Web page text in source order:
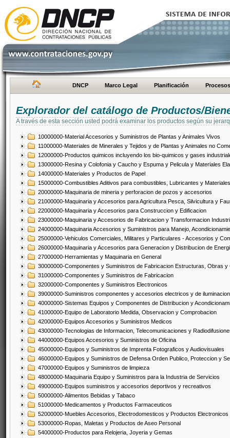
DNCP Marco Legal Planificación Procesos
Explorador del catálogo de Productos/
A través de esta sección usted podrá examinar los productos según su
10000000-Material Accesorios y Suministros de Plantas y Animales Vivos
11000000-Materiales de Minerales y Tejidos y de Plantas y Animales no
12000000-Productos quimicos incluyendo los bio-quimicos y gases
13000000-Resina y Colofonia y Caucho y Espuma y Pelicula y Materiales
14000000-Materiales y Productos de Papel
15000000-Combustibles Aditivos para combustibles, Lubricantes y
20000000-Maquinaria de mineria y perforacion de pozos y accesorios
21000000-Maquinaria y Accesorios para Agricultura Pesca, Silvicultura y
22000000-Maquinaria y Accesorios para Construccion y Edificacion
23000000-Maquinaria y Accesorios de Fabricacion y Transformacion
24000000-Maquinaria Accesorios y Suministros para Manejo,
25000000-Vehiculos Comerciales, Militares y Particulares - Accesorios y
26000000-Maquinaria y Accesorios para Generacion y Distribucion de
27000000-Herramientas y Maquinaria en General
30000000-Componentes y Suministros de Fabricacion Estructuras, Obras
31000000-Componentes y Suministros de Fabricacion
32000000-Componentes y Suministros Electronicos
39000000-Suministros componentes y accesorios electricos y de iluminacion
40000000-Sistemas Equipos y Componentes de Distribucion y
41000000-Equipo de Laboratorio Medida, Observacion y Comprobacion
42000000-Equipos Accesorios y Suministros Medicos
43000000-Tecnologias de Informacion, Telecomunicaciones y
44000000-Equipos Accesorios y Suministros de Oficina
45000000-Equipos y Suministros de Imprenta Fotograficos y Audiovisuales
46000000-Equipos y Suministros de Defensa Orden Publico, Proteccion y
47000000-Equipos y Suministros de limpieza
48000000-Maquinaria Equipo y Suministros para la Industria de Servicios
49000000-Equipos suministros y accesorios deportivos y recreativos
50000000-Alimentos Bebidas y Tabaco
51000000-Medicamentos y Productos Farmaceuticos
52000000-Muebles Accesorios, Electrodomesticos y Productos Electronicos
53000000-Ropas, Maletas y Productos de Aseo Personal
54000000-Productos para Relojeria, Joyeria y Gemas